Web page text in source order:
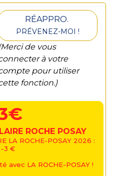
RÉAPPRO.
PRÉVENEZ-MOI !
de vous
à votre
pour utiliser
fonction.)
ROCHE POSAY
LA ROCHE-POSAY 2026 :
-3 €
avec LA ROCHE-POSAY !